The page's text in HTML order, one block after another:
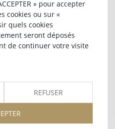
légalesPlan du site
» pour accepter
cookies ou sur «
quels cookies
seront déposés
de continuer votre visite
REFUSER